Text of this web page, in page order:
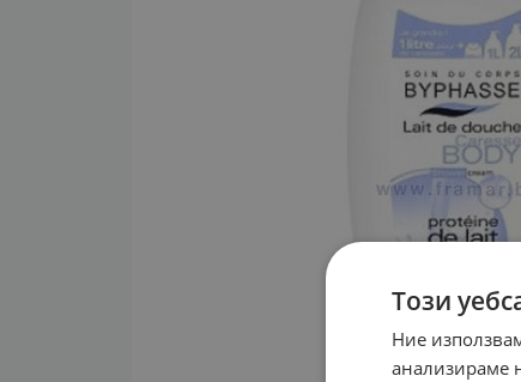
Този
Ние
анализираме